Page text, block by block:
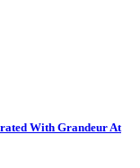
With Grandeur At